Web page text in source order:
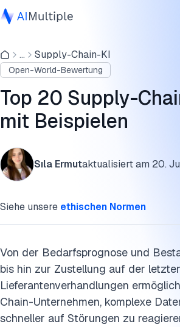
Agentische KI
Cybersicherheit
Daten
Unternehmenssoftware
Dienstleistungen
... Supply-Chain-KI
Open-World-Bewertung
Top 20 Supply-
mit Beispielen
Sıla Ermutaktualisiert am 20.
Siehe unsere ethischen Normen
Von der Bedarfsprognose und
bis hin zur Zustellung auf der
Lieferantenverhandlungen
Chain-Unternehmen, komplexe
schneller auf Störungen zu
Planung und Prognose
Transparenz und Ausführung
Analyse und